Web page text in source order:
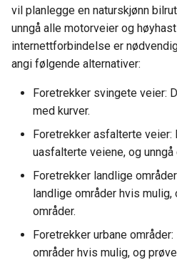
vil planlegge en naturskjønn
unngå alle motorveier og
internettforbindelse er
angi følgende alternativer:
Foretrekker svingete veier:
med kurver.
Foretrekker asfalterte veier:
uasfalterte veiene, og
Foretrekker landlige
landlige områder hvis mulig,
områder.
Foretrekker urbane
områder hvis mulig, og